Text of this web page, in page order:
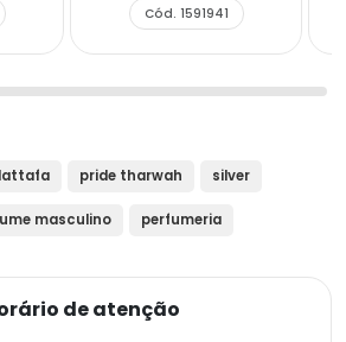
Cód. 1591941
lattafa pride tharwah silver
masculino perfumeria
de atenção